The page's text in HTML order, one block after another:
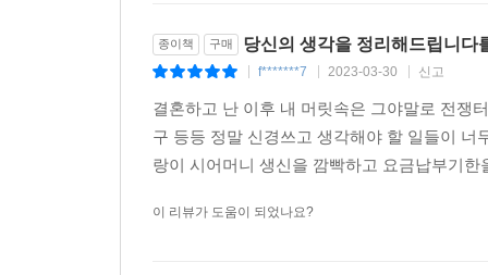
부족해서가 아니라, 단지 생각정리 방법을 몰랐기
종이책 구매 당신의 생각을 정리해드립니다
f*******7 2023-03-30 신고
결혼하고 난 이후 내 머릿속은 그야말로 전쟁
구 등등 정말 신경쓰고 생각해야 할 일들이
랑이 시어머니 생신을 깜빡하고 요금납부기
이 리뷰가 도움이 되었나요?